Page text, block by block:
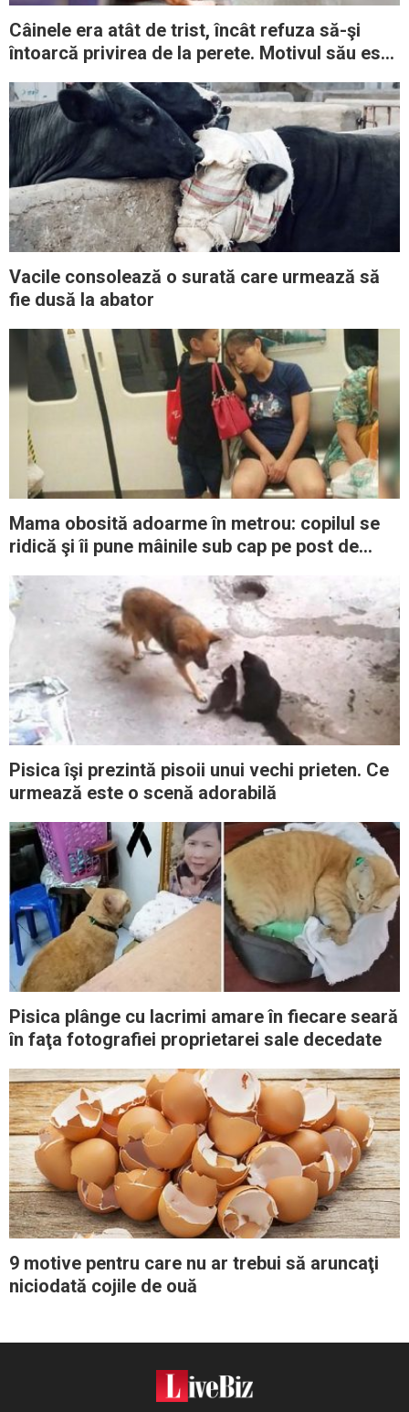
Câinele era atât de trist, încât refuza să-şi
întoarcă privirea de la perete. Motivul său este
Vacile consolează o surată care urmează să
fie dusă la abator
Mama obosită adoarme în metrou: copilul se
ridică şi îi pune mâinile sub cap pe post de
Pisica îşi prezintă pisoii unui vechi prieten. Ce
urmează este o scenă adorabilă
Pisica plânge cu lacrimi amare în fiecare seară
în faţa fotografiei proprietarei sale decedate
9 motive pentru care nu ar trebui să aruncaţi
niciodată cojile de ouă